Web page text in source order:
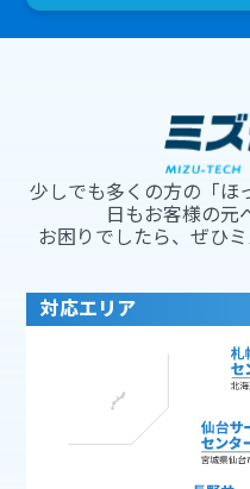
少しでも多くの方の「ほ
日もお客様の元
お困りでしたら、ぜひ
対応エリア